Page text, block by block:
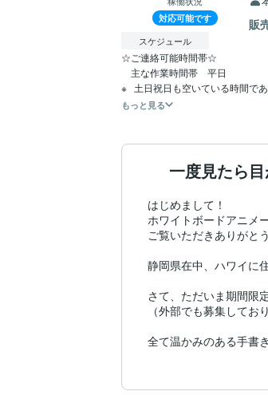
対応可能です 販
スケジュール
☆ご連絡可能時間帯☆
主な作業時間帯　平日
もっと見る
一度見たら
はじめまして！
ホワイトボードアニメ
ご覧いただきありがと
静岡県在中、ハワイに
さて、ただいま期間限
（外部でも募集してお
全て温かみのある手書
「すごい！」